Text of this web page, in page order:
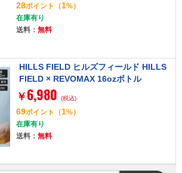
28ポイント （1%）
在庫有り
送料： 無料
HILLS FIELD ヒルズフィールド HILLS
FIELD × REVOMAX 16ozボトル
￥ 6,980 (税込)
69ポイント （1%）
在庫有り
送料： 無料